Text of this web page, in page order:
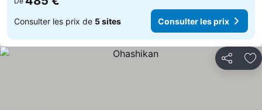
Consulter les prix de 5 sites Consulter les prix
Partager